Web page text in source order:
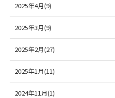
2025年4月(9)
2025年3月(9)
2025年2月(27)
2025年1月(11)
2024年11月(1)